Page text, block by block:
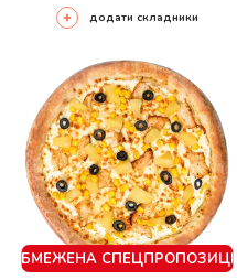
додати складники
ОБМЕЖЕНА СПЕЦПРОПОЗИЦІЯ